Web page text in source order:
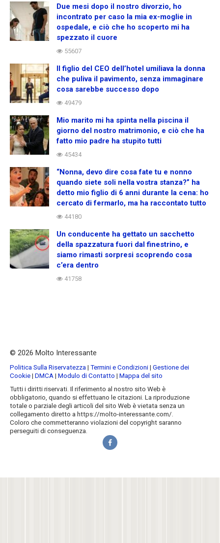
Due mesi dopo il nostro divorzio, ho
incontrato per caso la mia ex-moglie in
ospedale, e ciò che ho scoperto mi ha
spezzato il cuore
55607
Il figlio del CEO dell’hotel umiliava la donna
che puliva il pavimento, senza immaginare
cosa sarebbe successo dopo
49479
Mio marito mi ha spinta nella piscina il
giorno del nostro matrimonio, e ciò che ha
fatto mio padre ha stupito tutti
45434
“Nonna, devo dire cosa fate tu e nonno
quando siete soli nella vostra stanza?” ha
detto mio figlio di 6 anni durante la cena: ho
cercato di fermarlo, ma ha raccontato tutto
44180
Un conducente ha gettato un sacchetto
della spazzatura fuori dal finestrino, e
siamo rimasti sorpresi scoprendo cosa
c’era dentro
41758
© 2026 Molto Interessante
Politica Sulla Riservatezza| Termini e Condizioni| Gestione dei
Cookie| DMCA| Modulo di Contatto | Mappa del sito
Tutti i diritti riservati. Il riferimento al nostro sito Web è
obbligatorio, quando si effettuano le citazioni. La riproduzione
totale o parziale degli articoli del sito Web è vietata senza un
collegamento diretto a https://molto-interessante.com/.
Coloro che commetteranno violazioni del copyright saranno
perseguiti di conseguenza.